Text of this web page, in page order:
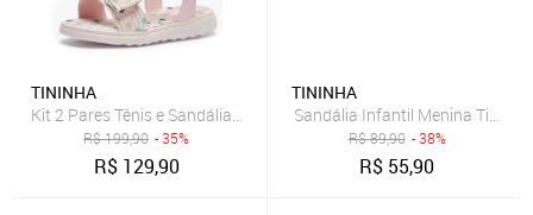
TININHA
Kit 2 Pares Tênis e Sandália Feminino Infantil Tininha Multicolorido
R$199,90 - 35%
R$ 129,90
TININHA
Sandália Infantil Menina
R$89,90 - 38%
R$ 55,90